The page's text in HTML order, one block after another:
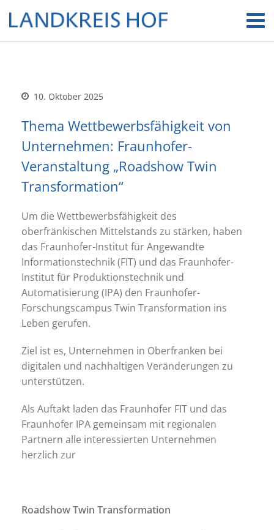
10. Oktober 2025
Thema Wettbewerbsfähigkeit von
Unternehmen: Fraunhofer-
Veranstaltung „Roadshow Twin
Transformation“
Um die Wettbewerbsfähigkeit des
oberfränkischen Mittelstands zu stärken, haben
das Fraunhofer-Institut für Angewandte
Informationstechnik (FIT) und das Fraunhofer-
Institut für Produktionstechnik und
Automatisierung (IPA) den Fraunhofer-
Forschungscampus Twin Transformation ins
Leben gerufen.
Ziel ist es, Unternehmen in Oberfranken bei
digitalen und nachhaltigen Veränderungen zu
unterstützen.
Als Auftakt laden das Fraunhofer FIT und das
Fraunhofer IPA gemeinsam mit regionalen
Partnern alle interessierten Unternehmen
herzlich zur
Roadshow Twin Transformation